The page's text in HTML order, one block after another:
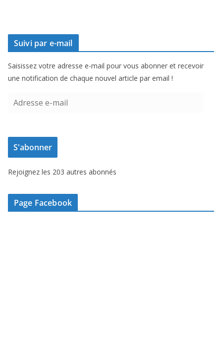
Suivi par e-mail
Saisissez votre adresse e-mail pour vous abonner et recevoir
une notification de chaque nouvel article par email !
e
s
e
-
m
S'abonner
Rejoignez les 203 autres abonnés
Page Facebook